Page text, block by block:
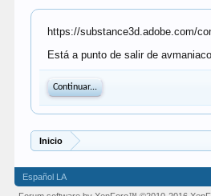
https://substance3d.adobe.com/
Está a punto de salir de
Continuar...
Inicio
Español LA